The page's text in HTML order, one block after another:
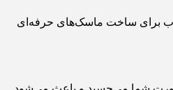
برای ساخت ماسک‌های حرفه‌ای